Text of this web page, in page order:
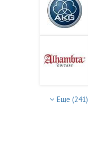
AlhambraЕще (241)